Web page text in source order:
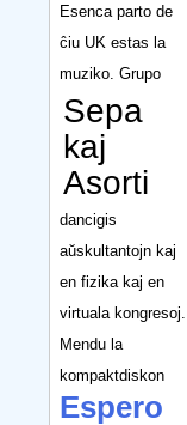
Esenca parto de
ĉiu UK estas la
muziko. Grupo
Sepa
kaj
Asorti
dancigis
aŭskultantojn kaj
en fizika kaj en
virtuala kongresoj.
Mendu la
kompaktdiskon
Espero